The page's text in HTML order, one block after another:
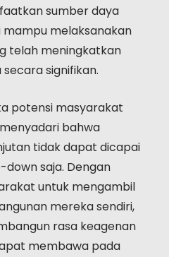
sumber daya
mampu melaksanakan
telah meningkatkan
signifikan.
potensi masyarakat
bahwa
tidak dapat dicapai
saja. Dengan
untuk mengambil
mereka sendiri,
rasa keagenan
membawa pada